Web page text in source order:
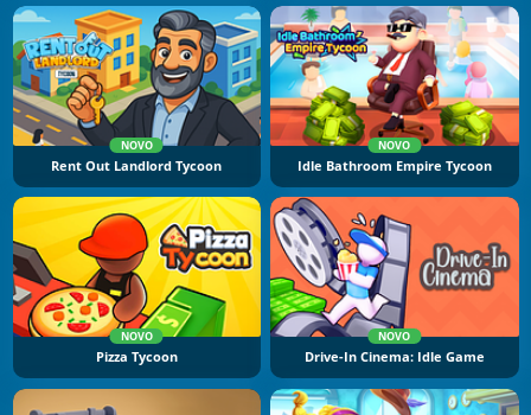
NOVO
Rent Out Landlord Tycoon
NOVO
Idle Bathroom Empire Tycoon
NOVO
Pizza Tycoon
NOVO
Drive-In Cinema: Idle Game